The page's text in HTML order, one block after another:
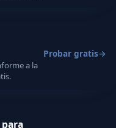
a la
Probar gratis→